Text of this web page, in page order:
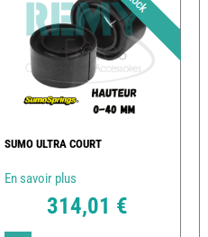
SUMO ULTRA COURT
En savoir plus
314,01 €